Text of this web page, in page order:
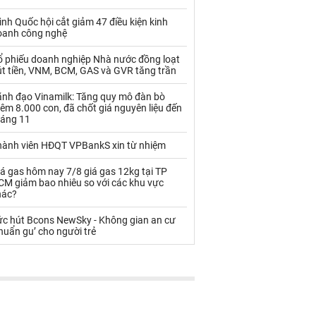
Palladium Phân bón
Rau - Củ -Quả
Sữa
Than Thức ăn chăn nuôi
Thủy hải sản khác
Vàng
VLXD khác Xăng dầu
Xi măng - Clynker
Quốc hội cắt giảm 47 điều kiện kinh
công nghệ
phiếu doanh nghiệp Nhà nước đồng loạt
tiền, VNM, BCM, GAS và GVR tăng trần
đạo Vinamilk: Tăng quy mô đàn bò
8.000 con, đã chốt giá nguyên liệu đến
11
viên HĐQT VPBankS xin từ nhiệm
gas hôm nay 7/8 giá gas 12kg tại TP
giảm bao nhiêu so với các khu vực
hút Bcons NewSky - Không gian an cư
gu’ cho người trẻ